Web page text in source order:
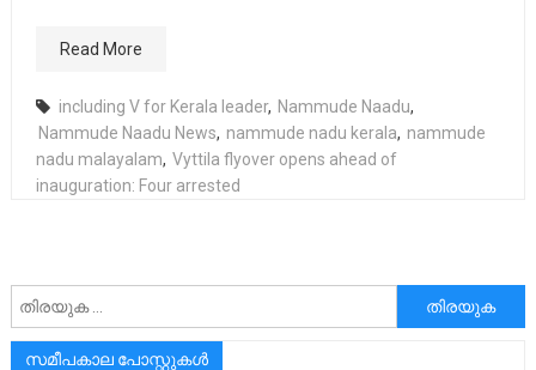
Read More
including V for Kerala leader, Nammude Naadu,
Nammude Naadu News, nammude nadu kerala, nammude
nadu malayalam, Vyttila flyover opens ahead of
inauguration: Four arrested
അനേഷിക്കുക
സമീപകാല പോസ്റ്റുകൾ